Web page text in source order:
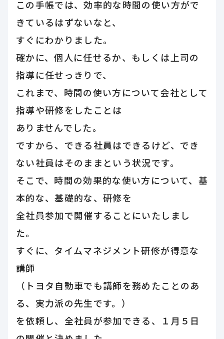
この手帳では、効率的な時間の使い方がで
きているはずないなと、
すぐにわかりました。
確かに、個人に任せるか、もしくは上司の
指導に任せっきりで、
これまで、時間の使い方について会社として
指導や研修をしたことは
ありませんでした。
ですから、できる社員はできるけど、でき
ない社員はそのままという状況です。
そこで、時間の効果的な使い方について、基
本的な、基礎的な、研修を
全社員参加で開催することにいたしまし
た。
すぐに、タイムマネジメント研修が得意な
講師
（トヨタ自動車でも講師を務めたことのあ
る、実力派の先生です。）
を依頼し、全社員が参加できる、１月５日